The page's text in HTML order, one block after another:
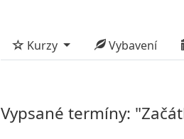
Kurzy Vybavení
Vypsané termíny: